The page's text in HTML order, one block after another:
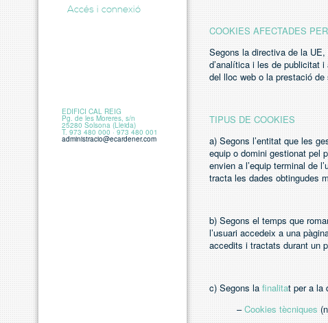
Accés i connexió
EDIFICI CAL REIG
Pg. de les Moreres, s/n
25280 Solsona (Lleida)
T. 973 480 000 · 973 480 001
administracio@ecardener.com
COOKIES AFECTADES
Segons la directiva de la
d’analítica i les de publicitat
del lloc web o la prestació
TIPUS DE COOKIES
a) Segons l’entitat que les
equip o domini gestionat pel
envien a l’equip terminal de
tracta les dades obtingudes
b) Segons el temps que
l’usuari accedeix a una
accedits i tractats durant un
c) Segons la finalitat per a la
–Cookies tècniques